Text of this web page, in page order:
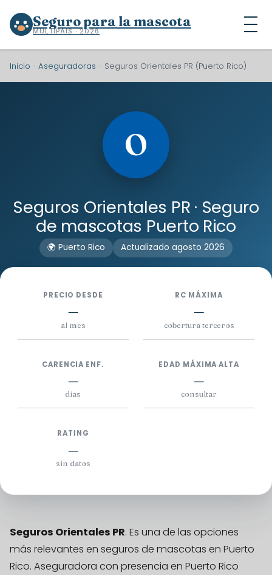
Seguro para la mascota
MULTIPAÍS · 2026
Inicio Aseguradoras Seguros Orientales PR (Puerto Rico)
O
Seguros Orientales PR · Seguro
de mascotas Puerto Rico
🌍 Puerto Rico Actualizado agosto 2026
PRECIO DESDE
—
al mes
RC MÁXIMA
—
cobertura terceros
CARENCIA ENF.
—
días
EDAD MÁXIMA ALTA
—
consultar
RATING
—
sin datos
Seguros Orientales PR. Es una de las opciones
más relevantes en seguros de mascotas en Puerto
Rico. Aseguradora con presencia en Puerto Rico